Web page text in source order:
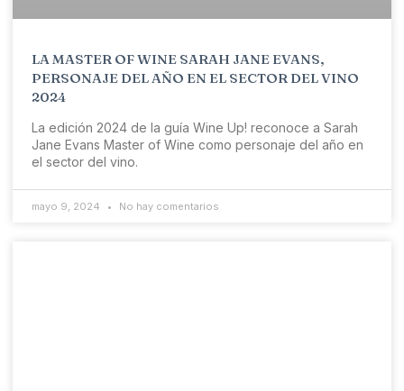
LA MASTER OF WINE SARAH JANE EVANS,
PERSONAJE DEL AÑO EN EL SECTOR DEL VINO
2024
La edición 2024 de la guía Wine Up! reconoce a Sarah
Jane Evans Master of Wine como personaje del año en
el sector del vino.
mayo 9, 2024 No hay comentarios